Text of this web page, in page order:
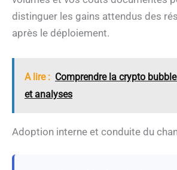
distinguer les gains attendus des
après le déploiement.
A lire : Comprendre la crypto
et analyses
Adoption interne et conduite du